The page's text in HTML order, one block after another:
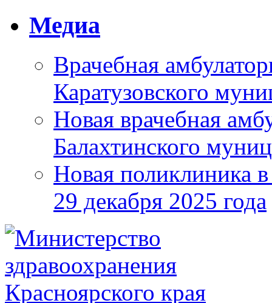
Медиа
Врачебная
Каратузовского
Новая врачебная
Балахтинского
Новая поликлиника
29 декабря 2025 года